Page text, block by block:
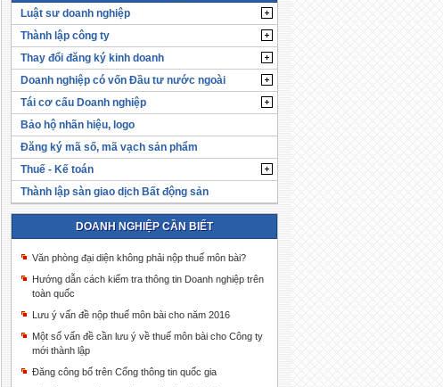
Luật sư doanh nghiệp
Thành lập công ty
Thay đổi đăng ký kinh doanh
Doanh nghiệp có vốn Đầu tư nước ngoài
Tái cơ cấu Doanh nghiệp
Bảo hộ nhãn hiệu, logo
Đăng ký mã số, mã vạch sản phẩm
Thuế - Kế toán
Thành lập sàn giao dịch Bất động sản
DOANH NGHIỆP CẦN BIẾT
Văn phòng đại diện không phải nộp thuế môn bài?
Hướng dẫn cách kiểm tra thông tin Doanh nghiệp trên
toàn quốc
Lưu ý vấn đề nộp thuế môn bài cho năm 2016
Một số vấn đề cần lưu ý về thuế môn bài cho Công ty
mới thành lập
Đăng công bố trên Cổng thông tin quốc gia